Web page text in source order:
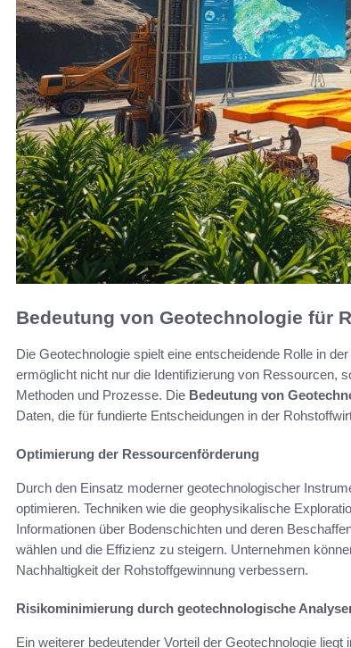
Bedeutung von Geotechnologie für
Die Geotechnologie spielt eine entscheidende Rolle in
ermöglicht nicht nur die Identifizierung von Ressourcen,
Methoden und Prozesse. Die Bedeutung von
Daten, die für fundierte Entscheidungen in der
Optimierung der Ressourcenförderung
Durch den Einsatz moderner geotechnologischer
optimieren. Techniken wie die geophysikalische
Informationen über Bodenschichten und deren
wählen und die Effizienz zu steigern. Unternehmen
Nachhaltigkeit der Rohstoffgewinnung verbessern.
Risikominimierung durch geotechnologische
Ein weiterer bedeutender Vorteil der Geotechnologie liegt